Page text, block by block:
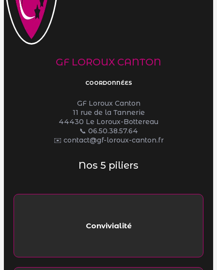
GF LOROUX CANTON
COORDONNÉES
GF Loroux Canton
11 rue de la Tannerie
44430 Le Loroux-Bottereau
📞 06.50.38.57.64
✉️ contact@gf-loroux-canton.fr
Nos 5 piliers
Convivialité